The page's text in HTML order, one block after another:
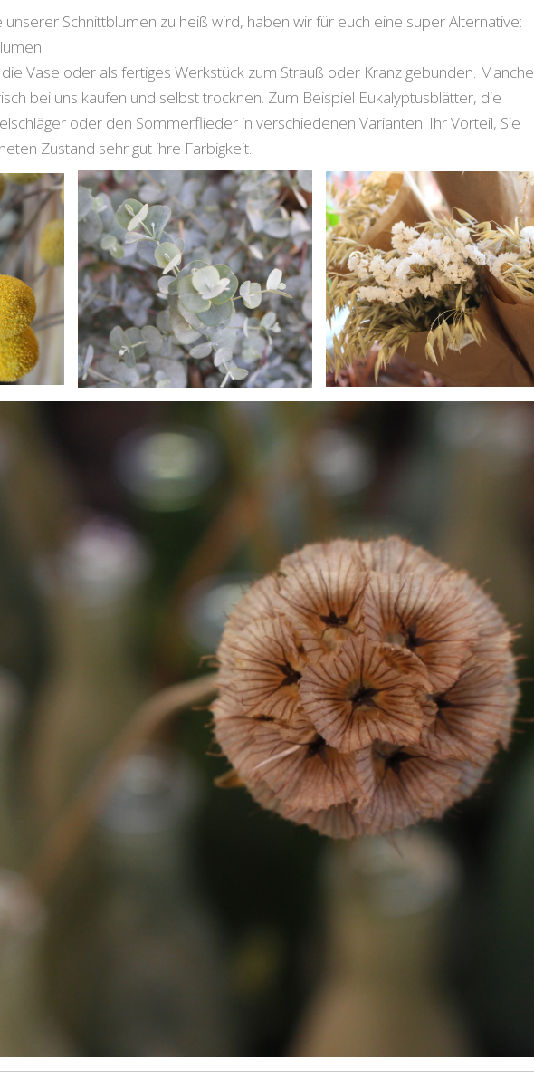
Schnittblumen zu heiß wird, haben wir für euch eine super Alternative:
Vase oder als fertiges Werkstück zum Strauß oder Kranz gebunden. Manche
bei uns kaufen und selbst trocknen. Zum Beispiel Eukalyptusblätter, die
oder den Sommerflieder in verschiedenen Varianten. Ihr Vorteil, Sie
Zustand sehr gut ihre Farbigkeit.